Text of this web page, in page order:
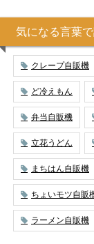
気になる言葉で
クレープ自販機
ど冷えもん
弁当自販機
立花うどん
まちはん自販機
ちょいモツ自販
ラーメン自販機